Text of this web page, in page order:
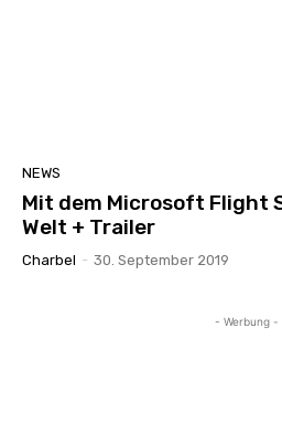
NEWS
Mit dem Microsoft Flight
Welt + Trailer
Charbel - 30. September 2019
- Werbung -